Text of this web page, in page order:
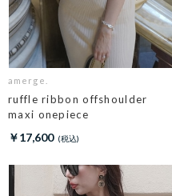
amerge.
ruffle ribbon offshoulder
maxi onepiece
￥17,600